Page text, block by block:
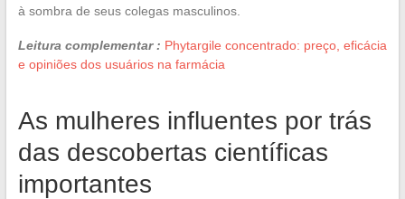
à sombra de seus colegas masculinos.
Leitura complementar : Phytargile concentrado: preço, eficácia
e opiniões dos usuários na farmácia
As mulheres influentes por trás
das descobertas científicas
importantes